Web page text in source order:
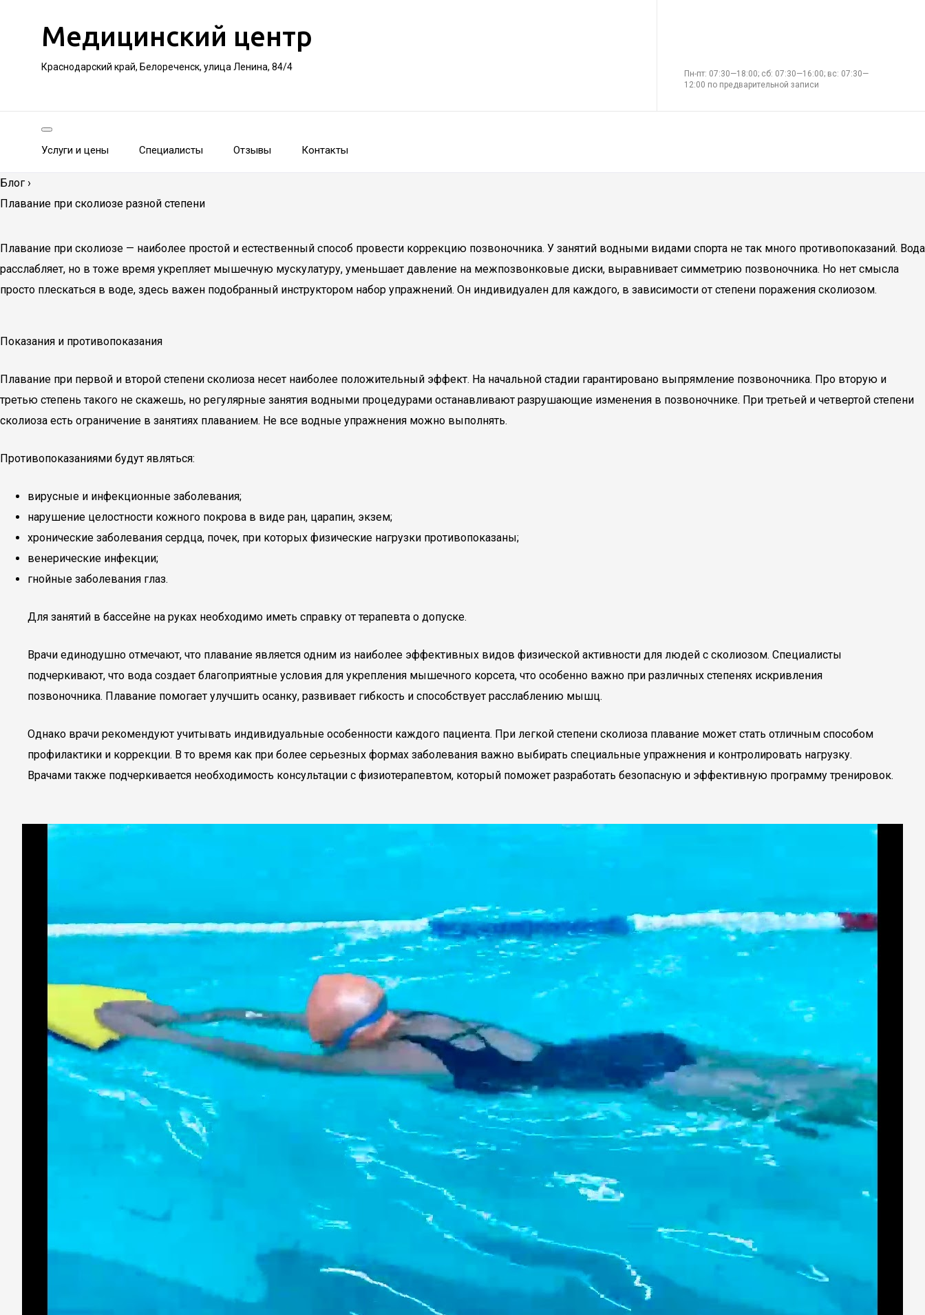
Медицинский центр
Краснодарский край, Белореченск, улица Ленина, 84/4
Пн-пт: 07:30—18:00; сб: 07:30—16:00; вс: 07:30—
12:00 по предварительной записи
Услуги и цены Специалисты Отзывы Контакты
Блог ›
Плавание при сколиозе разной степени
Плавание при сколиозе — наиболее простой и естественный способ провести коррекцию позвоночника. У занятий водными видами спорта не так много противопоказаний. Вода
расслабляет, но в тоже время укрепляет мышечную мускулатуру, уменьшает давление на межпозвонковые диски, выравнивает симметрию позвоночника. Но нет смысла
просто плескаться в воде, здесь важен подобранный инструктором набор упражнений. Он индивидуален для каждого, в зависимости от степени поражения сколиозом.
Показания и противопоказания
Плавание при первой и второй степени сколиоза несет наиболее положительный эффект. На начальной стадии гарантировано выпрямление позвоночника. Про вторую и
третью степень такого не скажешь, но регулярные занятия водными процедурами останавливают разрушающие изменения в позвоночнике. При третьей и четвертой степени
сколиоза есть ограничение в занятиях плаванием. Не все водные упражнения можно выполнять.
Противопоказаниями будут являться:
вирусные и инфекционные заболевания;
нарушение целостности кожного покрова в виде ран, царапин, экзем;
хронические заболевания сердца, почек, при которых физические нагрузки противопоказаны;
венерические инфекции;
гнойные заболевания глаз.
Для занятий в бассейне на руках необходимо иметь справку от терапевта о допуске.
Врачи единодушно отмечают, что плавание является одним из наиболее эффективных видов физической активности для людей с сколиозом. Специалисты
подчеркивают, что вода создает благоприятные условия для укрепления мышечного корсета, что особенно важно при различных степенях искривления
позвоночника. Плавание помогает улучшить осанку, развивает гибкость и способствует расслаблению мышц.
Однако врачи рекомендуют учитывать индивидуальные особенности каждого пациента. При легкой степени сколиоза плавание может стать отличным способом
профилактики и коррекции. В то время как при более серьезных формах заболевания важно выбирать специальные упражнения и контролировать нагрузку.
Врачами также подчеркивается необходимость консультации с физиотерапевтом, который поможет разработать безопасную и эффективную программу тренировок.